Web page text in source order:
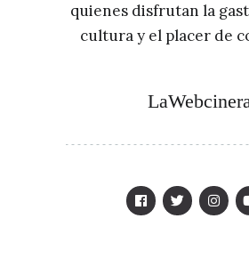
quienes disfrutan la
cultura y el placer de